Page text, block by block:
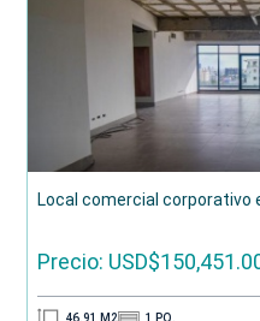
Local comercial corporativo
Precio:
46.91 M2 1 PQ.